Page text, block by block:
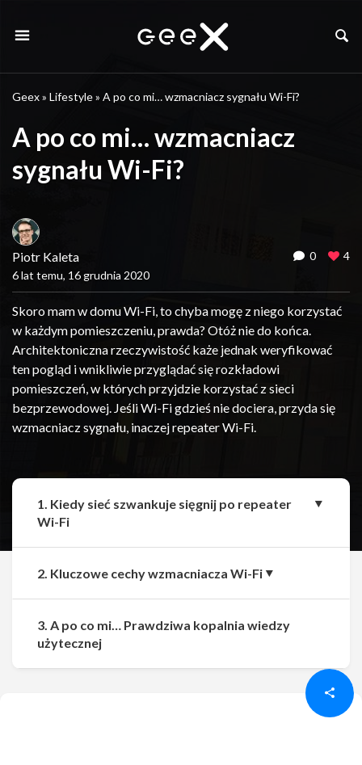
Geex» Lifestyle» A po co mi… wzmacniacz sygnału Wi-Fi?
A po co mi… wzmacniacz
sygnału Wi-Fi?
Piotr Kaleta
6 lat temu, 16 grudnia 2020
0 4
Skoro mam w domu Wi-Fi, to chyba mogę z niego korzystać
w każdym pomieszczeniu, prawda? Otóż nie do końca.
Architektoniczna rzeczywistość każe jednak weryfikować
ten pogląd i wnikliwie przyglądać się rozkładowi
pomieszczeń, w których przyjdzie korzystać z sieci
bezprzewodowej. Jeśli Wi-Fi gdzieś nie dociera, przyda się
wzmacniacz sygnału, inaczej repeater Wi-Fi.
1. Kiedy sieć szwankuje sięgnij po repeater
Wi-Fi
2. Kluczowe cechy wzmacniacza Wi-Fi
3. A po co mi… Prawdziwa kopalnia wiedzy
użytecznej